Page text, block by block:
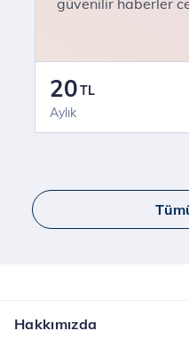
güvenilir haberler
20TL
Aylık
Hakkımızda